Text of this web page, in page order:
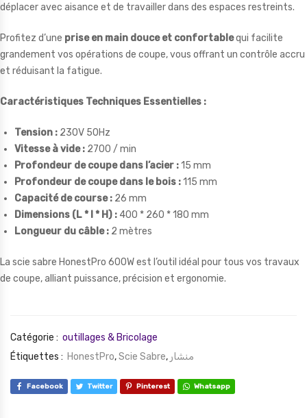
déplacer avec aisance et de travailler dans des espaces restreints.
Profitez d’une prise en main douce et confortablequi facilite
grandement vos opérations de coupe, vous offrant un contrôle accru
et réduisant la fatigue.
Caractéristiques Techniques Essentielles :
Tension : 230V 50Hz
Vitesse à vide : 2700 / min
Profondeur de coupe dans l’acier :15 mm
Profondeur de coupe dans le bois :115 mm
Capacité de course : 26 mm
Dimensions (L * l * H) : 400 * 260 * 180 mm
Longueur du câble : 2 mètres
La scie sabre HonestPro 600W est l’outil idéal pour tous vos travaux
de coupe, alliant puissance, précision et ergonomie.
Catégorie : outillages & Bricolage
Étiquettes : HonestPro,Scie Sabre, منشار
Facebook Twitter Pinterest Whatsapp